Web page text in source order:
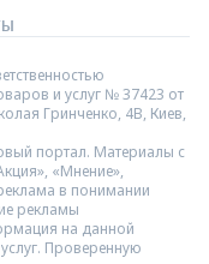
и услуг № 37423 от
Гринченко, 4В, Киев,
портал. Материалы с
«Мнение»,
в понимании
рекламы
на данной
Проверенную